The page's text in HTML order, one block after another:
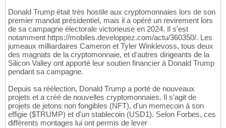
Donald Trump était très hostile aux cryptomonnaies lors de son
premier mandat présidentiel, mais il a opéré un revirement lors
de sa campagne électorale victorieuse en 2024. Il s'est
notamment https://mobiles.developpez.com/actu/360350/. Les
jumeaux milliardaires Cameron et Tyler Winklevoss, tous deux
des magnats de la cryptomonnaie, et d'autres dirigeants de la
Silicon Valley ont apporté leur soutien financier à Donald Trump
pendant sa campagne.
Depuis sa réélection, Donald Trump a porté de nouveaux
projets et a créé de nouvelles cryptomonnaies. Il s'agit de
projets de jetons non fongibles (NFT), d'un memecoin à son
effigie ($TRUMP) et d'un stablecoin (USD1). Selon Forbes, ces
différents montages lui ont permis de lever